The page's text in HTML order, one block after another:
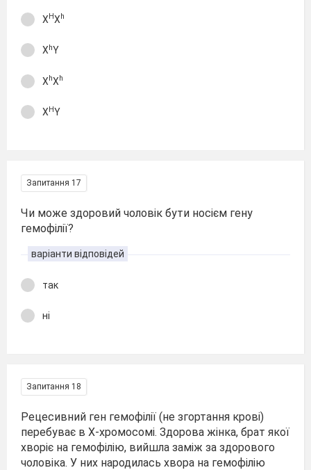
Х НХ h
ХhY
Х hХ h
ХНY
Запитання 17
Чи може здоровий чоловік бути носієм гену
гемофілії?
варіанти відповідей
так
ні
Запитання 18
Рецесивний ген гемофілії (не згортання крові)
перебуває в Х-хромосомі. Здорова жінка, брат якої
хворіє на гемофілію, вийшла заміж за здорового
чоловіка. У них народилась хвора на гемофілію